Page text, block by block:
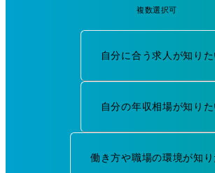
複数選択可
自分に合う求人が知りた
自分の年収相場が知り
働き方や職場の環境が知